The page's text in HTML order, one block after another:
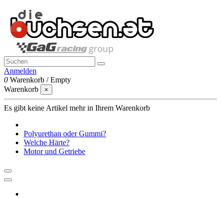
Anmelden
0 Warenkorb /Empty
Warenkorb
×
Es gibt keine Artikel mehr in Ihrem Warenkorb
Polyurethan oder Gummi?
Welche Härte?
Motor und Getriebe